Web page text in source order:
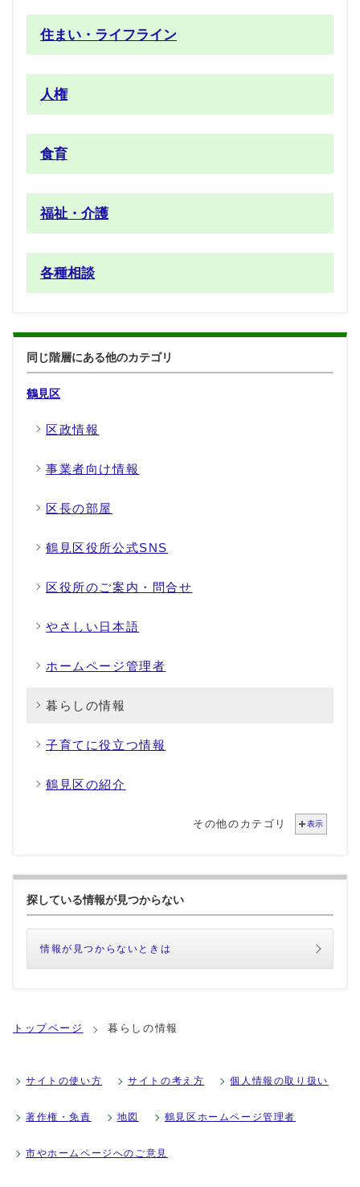
住まい・ライフライン
人権
食育
福祉・介護
各種相談
同じ階層にある他のカテゴリ
鶴見区
区政情報
事業者向け情報
区長の部屋
鶴見区役所公式SNS
区役所のご案内・問合せ
やさしい日本語
ホームページ管理者
暮らしの情報
子育てに役立つ情報
鶴見区の紹介
その他のカテゴリ 表示
探している情報が見つからない
情報が見つからないときは
トップページ 暮らしの情報
サイトの使い方 サイトの考え方 個人情報の取り扱い
著作権・免責 地図 鶴見区ホームページ管理者
市やホームページへのご意見